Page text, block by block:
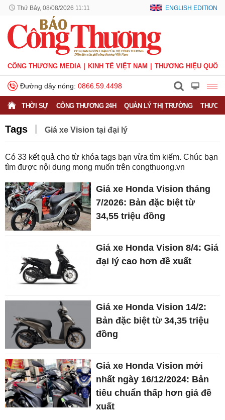
Thứ Bảy, 08/08/2026 11:11 ENGLISH EDITION
CÔNG THƯƠNG MEDIA KINH TẾ VIỆT NAM THƯƠNG HIỆU QUỐC
Đường dây nóng: 0866.59.4498
THỜI SỰ CÔNG THƯƠNG 24H QUẢN LÝ THỊ TRƯỜNG
Tags ​​​​​​​Giá xe Vision tại đại lý
Có 33 kết quả cho từ khóa tags bạn vừa tìm kiếm. Chúc bạn
tìm được nội dung mong muốn trên congthuong.vn
Giá xe Honda Vision tháng
7/2026: Bản đặc biệt từ
34,55 triệu đồng
Giá xe Honda Vision 8/4: Giá
đại lý cao hơn đề xuất
Giá xe Honda Vision 14/2:
Bản đặc biệt từ 34,35 triệu
đồng
Giá xe Honda Vision mới
nhất ngày 16/12/2024: Bản
tiêu chuẩn thấp hơn giá đề
xuất